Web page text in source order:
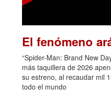
El fenómeno
“Spider-Man: Brand New
más taquillera de 2026
su estreno, al recaudar mil
todo el mundo